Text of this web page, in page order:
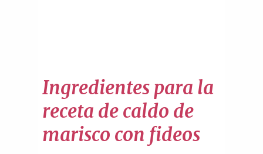
Ingredientes para la
receta de caldo de
marisco con fideos